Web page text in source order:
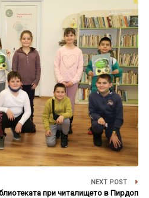
NEXT POST
при читалището в Пирдоп